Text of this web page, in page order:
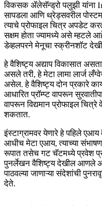
विकसक ॲलेसॅन्ड्रो पलुझी यांना
सापडला आणि थ्रेड्सवरील
त्याचे प्रोफाइल चित्र अपडेट
सक्षम होता ज्यामध्ये असे म्हटले
डेव्हलपरने मेनूचा स्क्रीनशॉट
हे वैशिष्ट्य अद्याप विकासात
असले तरी, हे मेटा लामा लार्ज
असेल. हे वैशिष्ट्य दोन प्रकारे
आधारित प्रॉम्प्ट वापरून
वापरून विद्यमान प्रोफाइल
शकतात.
इंस्टाग्रामवर येणारे हे पहिले
आधीच मेटा एआय, त्याच्या
रूपात तसेच गट चॅटमध्ये प्रवेश
पुनर्लेखन वैशिष्ट्य देखील आणले
पाठवल्या जाणाऱ्या संदेशांची
देते.